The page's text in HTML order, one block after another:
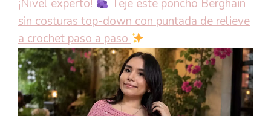
¡Nivel experto!
Teje este poncho Berghain
sin costuras top-down con puntada de relieve
a crochet paso a paso